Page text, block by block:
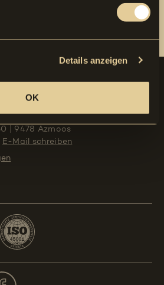
Details anzeigen
OK
9478 Azmoos
E-Mail schreiben